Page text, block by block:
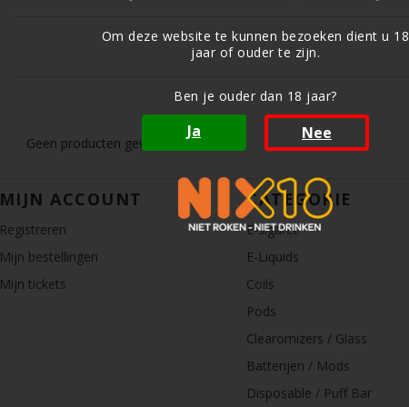
Om deze website te kunnen bezoeken dient u 18
jaar of ouder te zijn.
Ben je ouder dan 18 jaar?
Ja Nee
Geen producten gevonden!...
MIJN ACCOUNT
Registreren
Mijn bestellingen
Mijn tickets
CATEGORIE
E-sigaret
E-Liquids
Coils
Pods
Clearomizers / Glass
Batterijen / Mods
Disposable / Puff Bar